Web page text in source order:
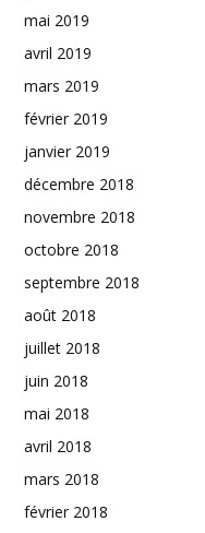
mai 2019
avril 2019
mars 2019
février 2019
janvier 2019
décembre 2018
novembre 2018
octobre 2018
septembre 2018
août 2018
juillet 2018
juin 2018
mai 2018
avril 2018
mars 2018
février 2018